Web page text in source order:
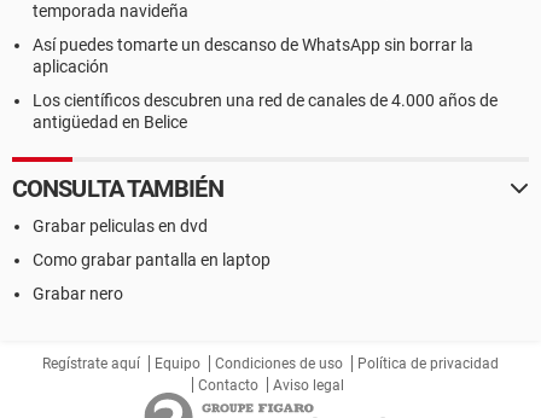
temporada navideña
Así puedes tomarte un descanso de WhatsApp sin borrar la
aplicación
Los científicos descubren una red de canales de 4.000 años de
antigüedad en Belice
CONSULTA TAMBIÉN
Grabar peliculas en dvd
Como grabar pantalla en laptop
Grabar nero
Regístrate aquí Equipo Condiciones de uso
Política de privacidad
Contacto
Aviso legal